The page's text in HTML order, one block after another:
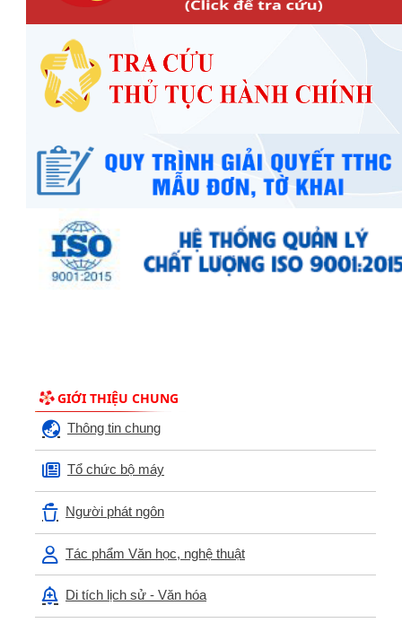
GIỚI THIỆU CHUNG
Thông tin chung
Tổ chức bộ máy
Người phát ngôn
Tác phẩm Văn học, nghệ thuật
Di tích lịch sử - Văn hóa
UBND phường triển khai công tác khám sức khoẻ định kỳ,
sàng lọc miễn phí cho người dân trên...